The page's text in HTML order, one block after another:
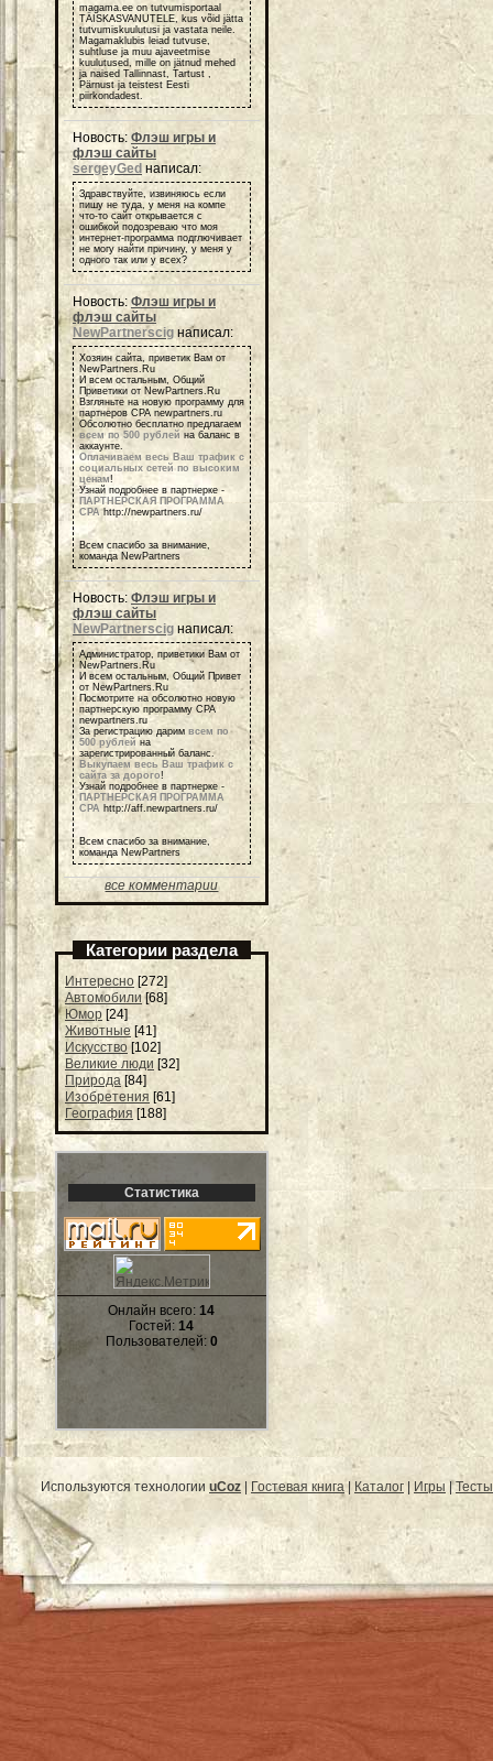
magama.ee on tutvumisportaal
TÄISKASVANUTELE, kus võid jätta
tutvumiskuulutusi ja vastata neile.
Magamaklubis leiad tutvuse,
suhtluse ja muu ajaveetmise
kuulutused, mille on jätnud mehed
ja naised Tallinnast, Tartust ,
Pärnust ja teistest Eesti
piirkondadest.
Новость: Флэш игры и
флэш сайты
sergeyGed написал:
Здравствуйте, извиняюсь если
пишу не туда, у меня на компе
что-то сайт открывается с
ошибкой подозреваю что моя
интернет-программа подглючивает
не могу найти причину, у меня у
одного так или у всех?
Новость: Флэш игры и
флэш сайты
NewPartnerscig написал:
Хозяин сайта, приветик Вам от
NewPartners.Ru
И всем остальным, Общий
Приветики от NewPartners.Ru
Взгляньте на новую программу для
партнеров СРА newpartners.ru
Обсолютно бесплатно предлагаем
всем по 500 рублей на баланс в
аккаунте.
Оплачиваем весь Ваш трафик с
социальных сетей по высоким
ценам!
Узнай подробнее в партнерке -
ПАРТНЕРСКАЯ ПРОГРАММА
СРА http://newpartners.ru/
Всем спасибо за внимание,
команда NewPartners
Новость: Флэш игры и
флэш сайты
NewPartnerscig написал:
Администратор, приветики Вам от
NewPartners.Ru
И всем остальным, Общий Привет
от NewPartners.Ru
Посмотрите на обсолютно новую
партнерскую программу СРА
newpartners.ru
За регистрацию дарим всем по
500 рублей на
зарегистрированный баланс.
Выкупаем весь Ваш трафик с
сайта за дорого!
Узнай подробнее в партнерке -
ПАРТНЕРСКАЯ ПРОГРАММА
СРА http://aff.newpartners.ru/
Всем спасибо за внимание,
команда NewPartners
все комментарии
Категории раздела
Интересно [272]
Автомобили [68]
Юмор [24]
Животные [41]
Искусство [102]
Великие люди [32]
Природа [84]
Изобретения [61]
География [188]
Статистика
Онлайн всего:14
Гостей:14
Пользователей: 0
Используются технологии uCoz Гостевая книга| Каталог Игры |Тесты